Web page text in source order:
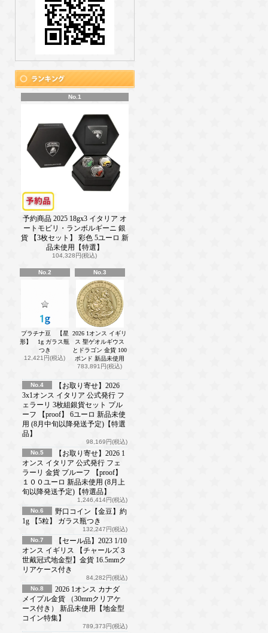
No.1
予約商品 2025 18gx3 イタリア オ
ートモビリ・ランボルギーニ 銀
貨 【3枚セット】 彩色 5ユーロ 新
品未使用【特選】
104,328円(税込)
No.2
プラチナ豆 【星
形】 1g ガラス瓶
つき
12,421円(税込)
No.3
2026 1オンス イギリ
ス 聖ゲオルギウス
とドラゴン 金貨 100
ポンド 新品未使用
783,891円(税込)
No.4
【お取り寄せ】2026
3x1オンス イタリア 公式発行 フ
ェラーリ 3枚組銀貨セット プル
ーフ 【proof】 6ユーロ 新品未使
用 (8月中旬以降発送予定)【特選
品】
98,169円(税込)
No.5
【お取り寄せ】2026 1
オンス イタリア 公式発行 フェ
ラーリ 金貨 プルーフ 【proof】
１００ユーロ 新品未使用 (8月上
旬以降発送予定)【特選品】
1,246,414円(税込)
No.6
野口コイン【金豆】約
1g 【5粒】 ガラス瓶つき
132,247円(税込)
No.7
【セール品】2023 1/10
オンス イギリス 【チャールズ３
世戴冠式地金型】金貨 16.5mmク
リアケース付き
84,282円(税込)
No.8
2026 1オンス カナダ
メイプル金貨 （30mmクリアケ
ース付き） 新品未使用【地金型
コイン特集】
789,373円(税込)